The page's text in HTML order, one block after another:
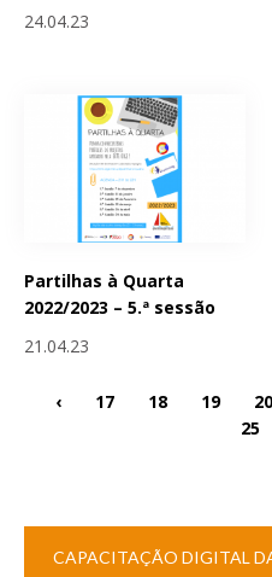
24.04.23
Partilhas à Quarta
2022/2023 – 5.ª sessão
21.04.23
‹ 17 18 19 20
25
CAPACITAÇÃO DIGITAL